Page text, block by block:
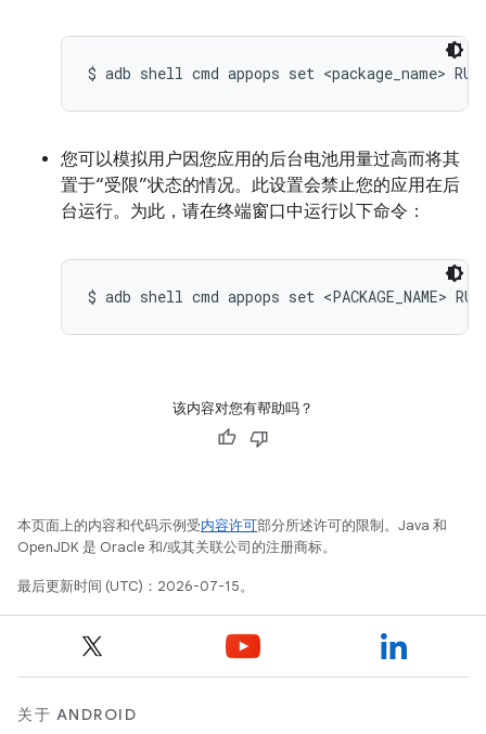
$ adb shell cmd appops set <package_name>
您可以模拟用户因您应用的后台电池用量过高而将其
置于“受限”状态的情况。此设置会禁止您的应用在后
台运行。为此，请在终端窗口中运行以下命令：
$ adb shell cmd appops set <PACKAGE_NAME>
该内容对您有帮助吗？
本页面上的内容和代码示例受内容许可部分所述许可的限制。Java 和
OpenJDK 是 Oracle 和/或其关联公司的注册商标。
最后更新时间 (UTC)：2026-07-15。
关于 ANDROID